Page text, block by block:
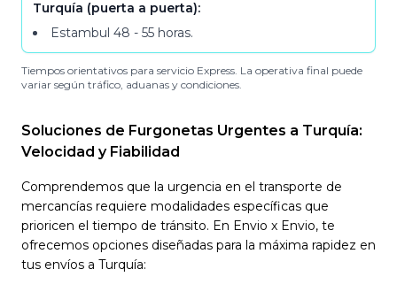
Turquía (puerta a puerta):
Estambul 48 - 55 horas.
Tiempos orientativos para servicio Express. La operativa final puede
variar según tráfico, aduanas y condiciones.
Soluciones de Furgonetas Urgentes a Turquía:
Velocidad y Fiabilidad
Comprendemos que la urgencia en el transporte de
mercancías requiere modalidades específicas que
prioricen el tiempo de tránsito. En Envio x Envio, te
ofrecemos opciones diseñadas para la máxima rapidez en
tus envíos a Turquía: